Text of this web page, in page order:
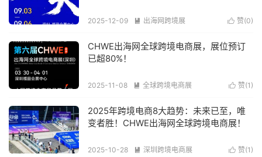
 赞(0)
2025-12-09  出海网跨境展
CHWE出海网全球跨境电商展，展位预订
已超80%！
 赞(1 )
2025-11-08  全球跨境电商展
2025年跨境电商8大趋势：未来已至，唯
变者胜！CHWE出海网全球跨境电商展！
 赞(1 )
2025-10-28  深圳跨境电商展